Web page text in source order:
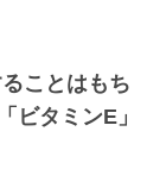
ことはもち
ビタミンE」